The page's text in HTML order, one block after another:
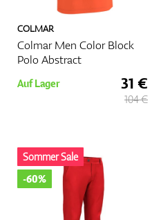
COLMAR
Colmar Men Color Block
Polo Abstract
Auf Lager 31 €
104 €
Sommer Sale
-60%